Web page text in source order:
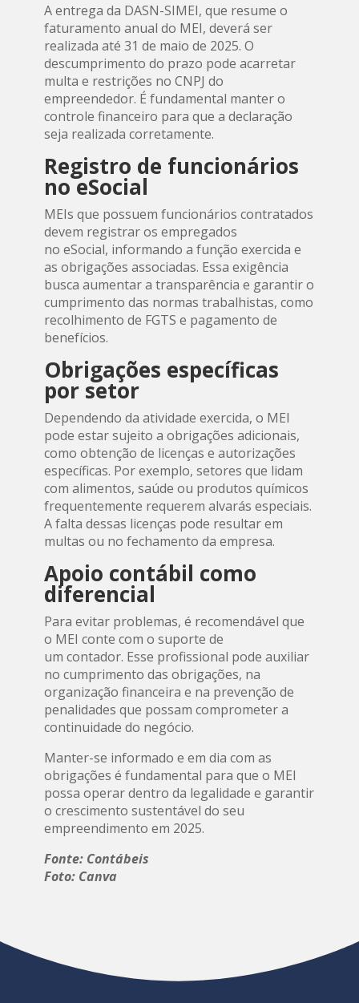
A entrega da DASN-SIMEI, que resume o
faturamento anual do MEI, deverá ser
realizada até 31 de maio de 2025. O
descumprimento do prazo pode acarretar
multa e restrições no CNPJ do
empreendedor. É fundamental manter o
controle financeiro para que a declaração
seja realizada corretamente.
Registro de funcionários
no eSocial
MEIs que possuem funcionários contratados
devem registrar os empregados
no eSocial, informando a função exercida e
as obrigações associadas. Essa exigência
busca aumentar a transparência e garantir o
cumprimento das normas trabalhistas, como
recolhimento de FGTS e pagamento de
benefícios.
Obrigações específicas
por setor
Dependendo da atividade exercida, o MEI
pode estar sujeito a obrigações adicionais,
como obtenção de licenças e autorizações
específicas. Por exemplo, setores que lidam
com alimentos, saúde ou produtos químicos
frequentemente requerem alvarás especiais.
A falta dessas licenças pode resultar em
multas ou no fechamento da empresa.
Apoio contábil como
diferencial
Para evitar problemas, é recomendável que
o MEI conte com o suporte de
um contador. Esse profissional pode auxiliar
no cumprimento das obrigações, na
organização financeira e na prevenção de
penalidades que possam comprometer a
continuidade do negócio.
Manter-se informado e em dia com as
obrigações é fundamental para que o MEI
possa operar dentro da legalidade e garantir
o crescimento sustentável do seu
empreendimento em 2025.
Fonte: Contábeis
Foto: Canva